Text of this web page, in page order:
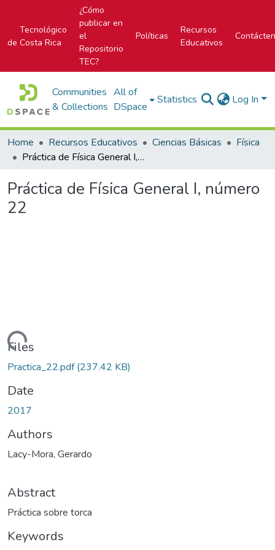
Tecnológico
de Costa Rica
¿Cómo
publicar en
el
Repositorio
TEC?
Políticas
Recursos
Educativos
Communities
& Collections
All of
DSpace
Statistics Log In
Home Recursos Educativos Ciencias Básicas
Física
Práctica de Física General I, número 22
Práctica de Física General I, número
22
Loading...
Files
Practica_22.pdf(237.42 KB)
Date
2017
Authors
Lacy-Mora, Gerardo
Abstract
Práctica sobre torca
Keywords